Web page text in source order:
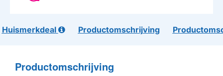
Huismerkdeal Productomschrijving
Productomschrijving